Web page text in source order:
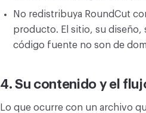
No redistribuya RoundCut
producto. El sitio, su diseño,
código fuente no son de
4. Su contenido y el
Lo que ocurre con un archivo